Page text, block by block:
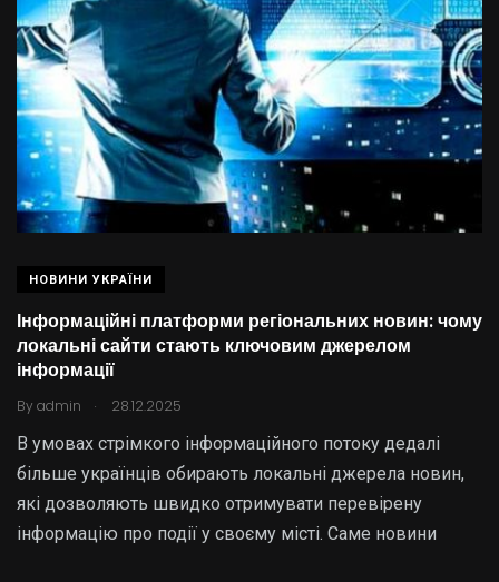
НОВИНИ УКРАЇНИ
Інформаційні платформи регіональних новин: чому
локальні сайти стають ключовим джерелом
інформації
By admin . 28.12.2025
В умовах стрімкого інформаційного потоку дедалі
більше українців обирають локальні джерела новин,
які дозволяють швидко отримувати перевірену
інформацію про події у своєму місті. Саме новини